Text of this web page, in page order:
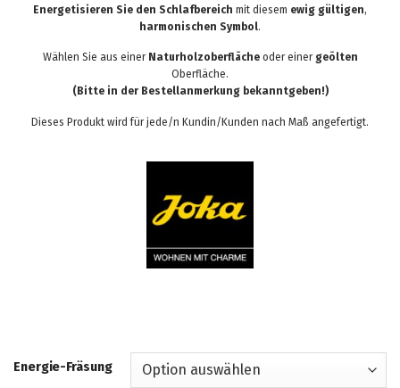
Energetisieren Sie den Schlafbereich mit diesem ewig gültigen,
harmonischen Symbol.
Wählen Sie aus einer Naturholzoberflächeoder einer geölten
Oberfläche.
(Bitte in der Bestellanmerkung bekanntgeben!)
Dieses Produkt wird für jede/n Kundin/Kunden nach Maß angefertigt.
Energie-Fräsung